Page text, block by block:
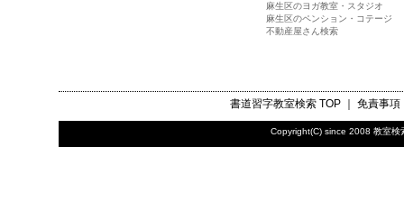
麻生区のヨガ教室・スタジオ
麻生区のペンション・コテージ
不動産屋さん検索
書道習字教室検索TOP ｜ 免責事項
Copyright(C) since 2008 教室検